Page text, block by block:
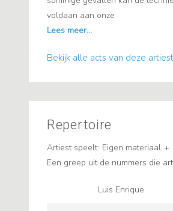
voldaan aan onze
Bekijk alle acts van deze artiest
Repertoire
Artiest speelt: Eigen materiaal +
Een greep uit de nummers die
Luis Enrique